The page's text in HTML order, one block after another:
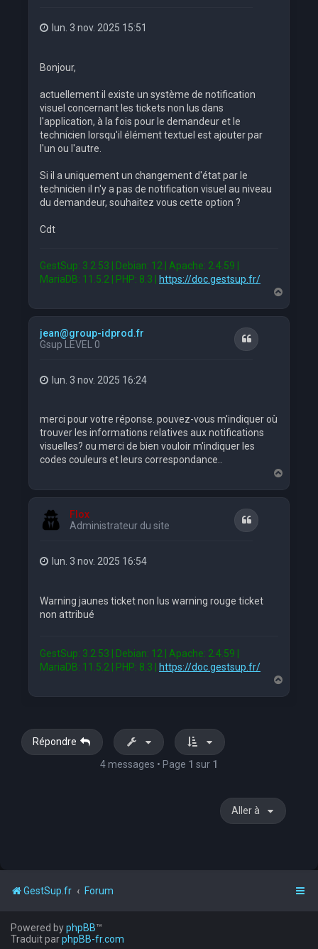
lun. 3 nov. 2025 15:51
Bonjour,
actuellement il existe un système de notification
visuel concernant les tickets non lus dans
l'application, à la fois pour le demandeur et le
technicien lorsqu'il élément textuel est ajouter par
l'un ou l'autre.
Si il a uniquement un changement d'état par le
technicien il n'y a pas de notification visuel au niveau
du demandeur, souhaitez vous cette option ?
Cdt
GestSup: 3.2.53 | Debian: 12 | Apache: 2.4.59 |
MariaDB: 11.5.2 | PHP: 8.3 |
https://doc.gestsup.fr/
a
jean@group-idprod.fr
Gsup LEVEL 0
Citation
lun. 3 nov. 2025 16:24
merci pour votre réponse. pouvez-vous m'indiquer où
trouver les informations relatives aux notifications
visuelles? ou merci de bien vouloir m'indiquer les
codes couleurs et leurs correspondance..
a
Flox
Administrateur du site
Citation
lun. 3 nov. 2025 16:54
Warning jaunes ticket non lus warning rouge ticket
non attribué
GestSup: 3.2.53 | Debian: 12 | Apache: 2.4.59 |
MariaDB: 11.5.2 | PHP: 8.3 | https://doc.gestsup.fr/
a
Répondre
4 messages • Page 1 sur 1
Aller à
GestSup.fr Forum
Powered byphpBB™
Traduit parphpBB-fr.com